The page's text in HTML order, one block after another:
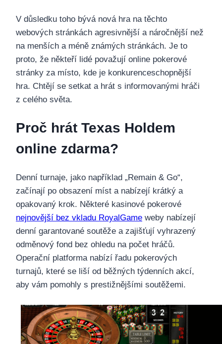
V důsledku toho bývá nová hra na těchto
webových stránkách agresivnější a náročnější než
na menších a méně známých stránkách. Je to
proto, že někteří lidé považují online pokerové
stránky za místo, kde je konkurenceschopnější
hra. Chtějí se setkat a hrát s informovanými hráči
z celého světa.
Proč hrát Texas Holdem
online zdarma?
Denní turnaje, jako například „Remain & Go“,
začínají po obsazení míst a nabízejí krátký a
opakovaný krok. Některé kasinové pokerové
nejnovější bez vkladu RoyalGame weby nabízejí
denní garantované soutěže a zajišťují vyhrazený
odměnový fond bez ohledu na počet hráčů.
Operační platforma nabízí řadu pokerových
turnajů, které se liší od běžných týdenních akcí,
aby vám pomohly s prestižnějšími soutěžemi.